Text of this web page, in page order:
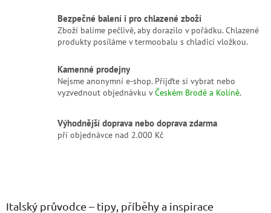
Bezpečné balení i pro chlazené zboží
Zboží balíme pečlivě, aby dorazilo v pořádku. Chlazené
produkty posíláme v termoobalu s chladicí vložkou.
Kamenné prodejny
Nejsme anonymní e-shop. Přijďte si vybrat nebo
vyzvednout objednávku vČeském Brodě a Kolíně.
Výhodnější doprava nebo doprava zdarma
pří objednávce nad 2.000 Kč
Italský průvodce – tipy, příběhy a inspirace